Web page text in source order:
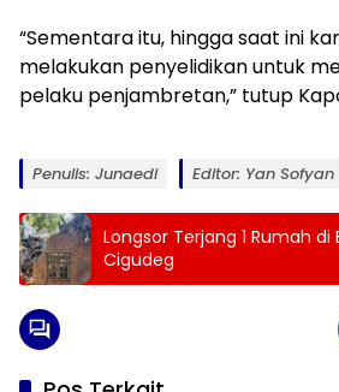
“Sementara itu, hingga saat ini
melakukan penyelidikan untuk
pelaku penjambretan,” tutup
Penulis: Junaedi Editor: Yan Sofyan
Longsor Terjang 1 Rumah di
Cigudeg